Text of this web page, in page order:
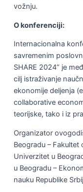
vožnju.
O konferenciji:
Internacionalna
savremenim
SHARE 2024” je
cilj istraživanje
ekonomije deljenja
collaborative
teorijske, tako i iz
Organizator
Beogradu – Fakultet
Univerzitet u
u Beogradu –
nauku Republike